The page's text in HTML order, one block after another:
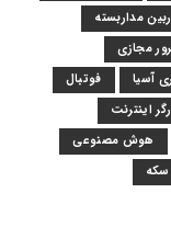
مداربسته
مجازی
آسیا
فوتبال
اینترنت
هوش مصنوعی